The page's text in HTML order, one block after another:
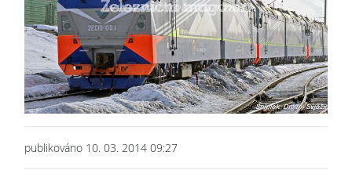
publikováno 10. 03. 2014 09:27